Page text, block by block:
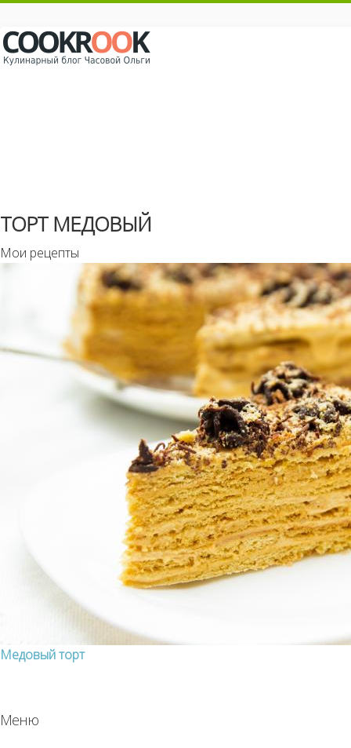
ТОРТ МЕДОВЫЙ
Мои рецепты
Медовый торт
Меню